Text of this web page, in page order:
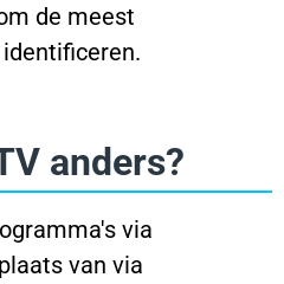
de meest
anders?
via
van via